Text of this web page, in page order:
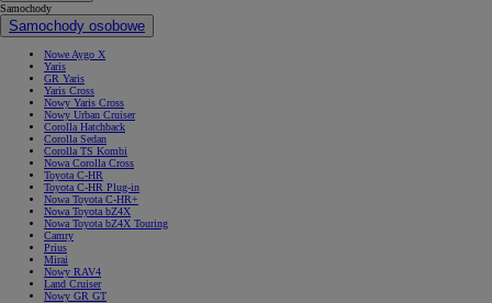
Samochody
Samochody osobowe
Nowe Aygo X
Yaris
GR Yaris
Yaris Cross
Nowy Yaris Cross
Nowy Urban Cruiser
Corolla Hatchback
Corolla Sedan
Corolla TS Kombi
Nowa Corolla Cross
Toyota C-HR
Toyota C-HR Plug-in
Nowa Toyota C-HR+
Nowa Toyota bZ4X
Nowa Toyota bZ4X Touring
Camry
Prius
Mirai
Nowy RAV4
Land Cruiser
Nowy GR GT